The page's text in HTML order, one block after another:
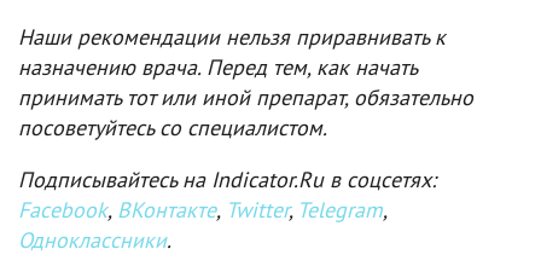
Наши рекомендации нельзя приравнивать к
назначению врача. Перед тем, как начать
принимать тот или иной препарат, обязательно
посоветуйтесь со специалистом.
Подписывайтесь на Indicator.Ru в соцсетях:
Facebook, ВКонтакте, Twitter, Telegram,
Одноклассники.